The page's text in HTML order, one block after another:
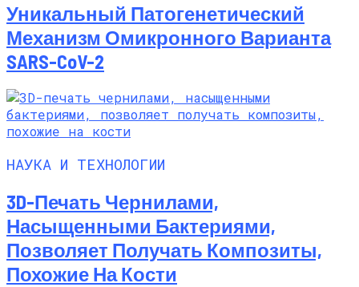
Уникальный Патогенетический
Механизм Омикронного Варианта
SARS-CoV-2
НАУКА И ТЕХНОЛОГИИ
3D-Печать Чернилами,
Насыщенными Бактериями,
Позволяет Получать Композиты,
Похожие На Кости